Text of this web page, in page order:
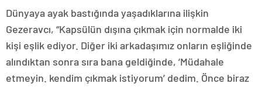
Dünyaya ayak bastığında yaşadıklarına ilişkin
Gezeravcı, “Kapsülün dışına çıkmak için normalde iki
kişi eşlik ediyor. Diğer iki arkadaşımız onların eşliğinde
alındıktan sonra sıra bana geldiğinde, ‘Müdahale
etmeyin. kendim çıkmak istiyorum’ dedim. Önce biraz